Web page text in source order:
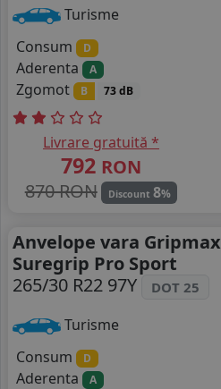
Turisme
Consum
D
Aderenta A
Zgomot B 73 dB
Livrare gratuită *
792 RON
870 RON
Discount 8%
Anvelope vara Gripmax
Suregrip Pro Sport
265/30 R22 97Y
DOT 25
Turisme
Consum
D
Aderenta A